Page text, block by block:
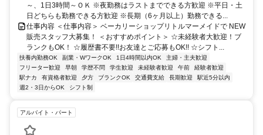
～、1日3時間～ＯＫ ※夜勤務はラストまでできる方歓迎 ※平日・土
日どちらも勤務できる方歓迎 ※長期（6ヶ月以上）勤務できる...
仕事内容 ＜仕事内容＞ ベーカリーショップリトルマーメイドで NEW
販売スタッフ大募集！ ＜おすすめポイント＞ ☆未経験者大歓迎！ブ
ランクもOK！ ☆履歴書不要!!お友達とご応募もOK!! ☆シフト...
扶養内勤務OK 副業・WワークOK 1日4時間以内OK
主婦・主夫歓迎
フリーター歓迎
早朝 学歴不問 学生歓迎 未経験者歓迎 午前
経験者歓迎
駅ナカ
有資格者歓迎 夕方 ブランクOK 交通費支給 長期歓迎
駅近5分以内
週2・3日からOK
シフト制
アルバイト・パート